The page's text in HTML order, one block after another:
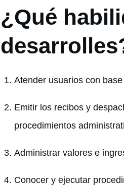
¿Qué
Atender usuarios con
Emitir los recibos y
procedimientos
Administrar valores e
Conocer y ejecutar